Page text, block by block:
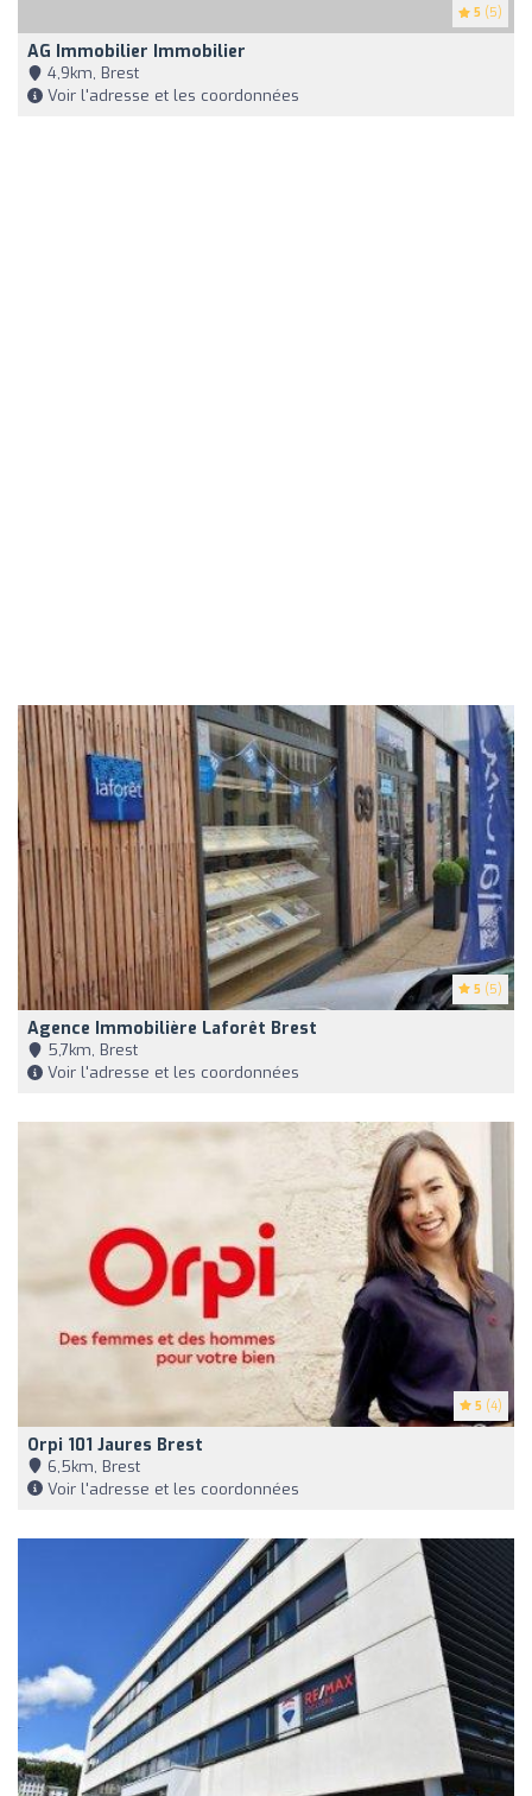
5 (5)
AG Immobilier Immobilier
4,9km, Brest
Voir l'adresse et les coordonnées
5 (5)
Agence Immobilière Laforêt Brest
5,7km, Brest
Voir l'adresse et les coordonnées
5 (4)
Orpi 101 Jaures Brest
6,5km, Brest
Voir l'adresse et les coordonnées